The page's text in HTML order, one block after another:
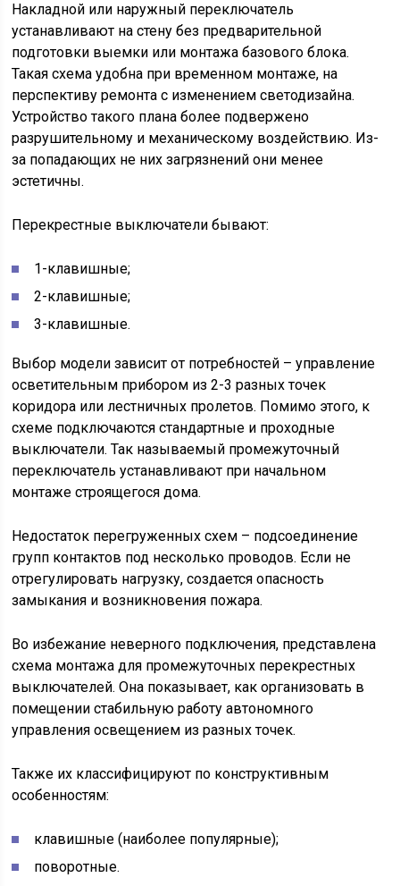
Накладной или наружный переключатель
устанавливают на стену без предварительной
подготовки выемки или монтажа базового блока.
Такая схема удобна при временном монтаже, на
перспективу ремонта с изменением светодизайна.
Устройство такого плана более подвержено
разрушительному и механическому воздействию. Из-
за попадающих не них загрязнений они менее
эстетичны.
Перекрестные выключатели бывают:
1-клавишные;
2-клавишные;
3-клавишные.
Выбор модели зависит от потребностей – управление
осветительным прибором из 2-3 разных точек
коридора или лестничных пролетов. Помимо этого, к
схеме подключаются стандартные и проходные
выключатели. Так называемый промежуточный
переключатель устанавливают при начальном
монтаже строящегося дома.
Недостаток перегруженных схем – подсоединение
групп контактов под несколько проводов. Если не
отрегулировать нагрузку, создается опасность
замыкания и возникновения пожара.
Во избежание неверного подключения, представлена
схема монтажа для промежуточных перекрестных
выключателей. Она показывает, как организовать в
помещении стабильную работу автономного
управления освещением из разных точек.
Также их классифицируют по конструктивным
особенностям:
клавишные (наиболее популярные);
поворотные.